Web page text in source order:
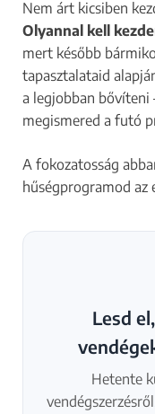
Nem árt kicsiben
Olyannal kell
mert később
tapasztalataid
a legjobban bővíteni
megismered a futó
A fokozatosság
hűségprogramod az
Lesd
Hetente